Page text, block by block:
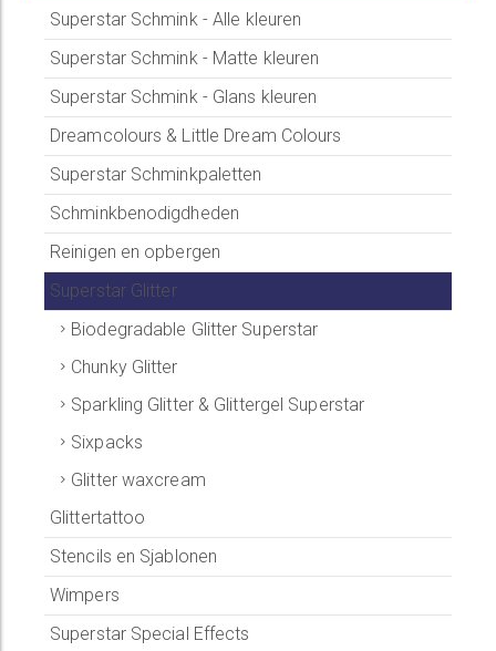
Superstar Schmink - Alle kleuren
Superstar Schmink - Matte kleuren
Superstar Schmink - Glans kleuren
Dreamcolours & Little Dream Colours
Superstar Schminkpaletten
Schminkbenodigdheden
Reinigen en opbergen
Superstar Glitter
Biodegradable Glitter Superstar
Chunky Glitter
Sparkling Glitter & Glittergel Superstar
Sixpacks
Glitter waxcream
Glittertattoo
Stencils en Sjablonen
Wimpers
Superstar Special Effects